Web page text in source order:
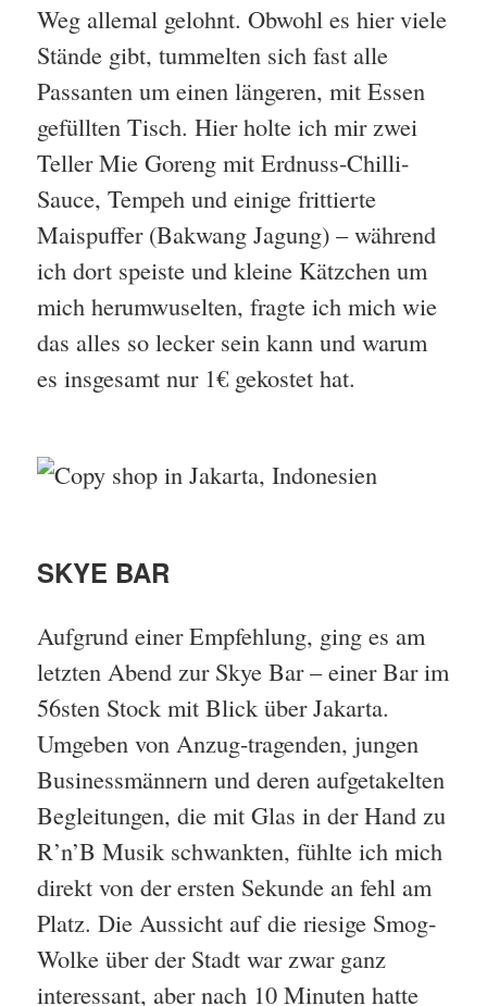
Weg allemal gelohnt. Obwohl es hier viele
Stände gibt, tummelten sich fast alle
Passanten um einen längeren, mit Essen
gefüllten Tisch. Hier holte ich mir zwei
Teller Mie Goreng mit Erdnuss-Chilli-
Sauce, Tempeh und einige frittierte
Maispuffer (Bakwang Jagung) – während
ich dort speiste und kleine Kätzchen um
mich herumwuselten, fragte ich mich wie
das alles so lecker sein kann und warum
es insgesamt nur 1€ gekostet hat.
SKYE BAR
Aufgrund einer Empfehlung, ging es am
letzten Abend zur Skye Bar – einer Bar im
56sten Stock mit Blick über Jakarta.
Umgeben von Anzug-tragenden, jungen
Businessmännern und deren aufgetakelten
Begleitungen, die mit Glas in der Hand zu
R’n’B Musik schwankten, fühlte ich mich
direkt von der ersten Sekunde an fehl am
Platz. Die Aussicht auf die riesige Smog-
Wolke über der Stadt war zwar ganz
interessant, aber nach 10 Minuten hatte